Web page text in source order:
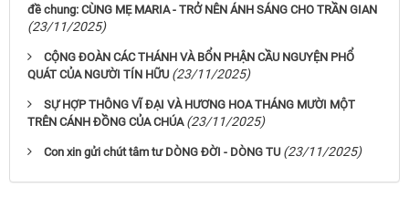
đề chung: CÙNG MẸ MARIA - TRỞ NÊN ÁNH SÁNG CHO TRẦN GIAN
(23/11/2025)
CỘNG ĐOÀN CÁC THÁNH VÀ BỔN PHẬN CẦU NGUYỆN PHỔ
QUÁT CỦA NGƯỜI TÍN HỮU (23/11/2025)
SỰ HỢP THÔNG VĨ ĐẠI VÀ HƯƠNG HOA THÁNG MƯỜI MỘT
TRÊN CÁNH ĐỒNG CỦA CHÚA (23/11/2025)
Con xin gửi chút tâm tư DÒNG ĐỜI - DÒNG TU (23/11/2025)